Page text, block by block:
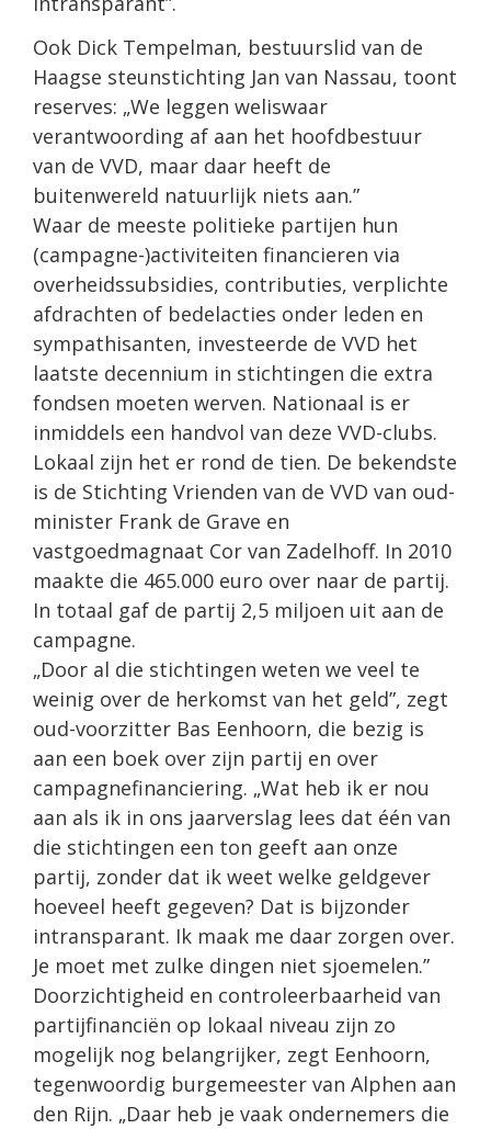
Ook Dick Tempelman, bestuurslid van de
Haagse steunstichting Jan van Nassau, toont
reserves: „We leggen weliswaar
verantwoording af aan het hoofdbestuur
van de VVD, maar daar heeft de
buitenwereld natuurlijk niets aan.”
Waar de meeste politieke partijen hun
(campagne-)activiteiten financieren via
overheidssubsidies, contributies, verplichte
afdrachten of bedelacties onder leden en
sympathisanten, investeerde de VVD het
laatste decennium in stichtingen die extra
fondsen moeten werven. Nationaal is er
inmiddels een handvol van deze VVD-clubs.
Lokaal zijn het er rond de tien. De bekendste
is de Stichting Vrienden van de VVD van oud-
minister Frank de Grave en
vastgoedmagnaat Cor van Zadelhoff. In 2010
maakte die 465.000 euro over naar de partij.
In totaal gaf de partij 2,5 miljoen uit aan de
campagne.
„Door al die stichtingen weten we veel te
weinig over de herkomst van het geld”, zegt
oud-voorzitter Bas Eenhoorn, die bezig is
aan een boek over zijn partij en over
campagnefinanciering. „Wat heb ik er nou
aan als ik in ons jaarverslag lees dat één van
die stichtingen een ton geeft aan onze
partij, zonder dat ik weet welke geldgever
hoeveel heeft gegeven? Dat is bijzonder
intransparant. Ik maak me daar zorgen over.
Je moet met zulke dingen niet sjoemelen.”
Doorzichtigheid en controleerbaarheid van
partijfinanciën op lokaal niveau zijn zo
mogelijk nog belangrijker, zegt Eenhoorn,
tegenwoordig burgemeester van Alphen aan
den Rijn. „Daar heb je vaak ondernemers die